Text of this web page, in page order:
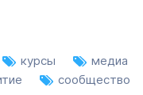
курсы медиа
сообщество